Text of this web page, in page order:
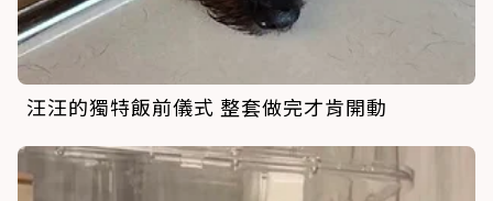
汪汪的獨特飯前儀式 整套做完才肯開動